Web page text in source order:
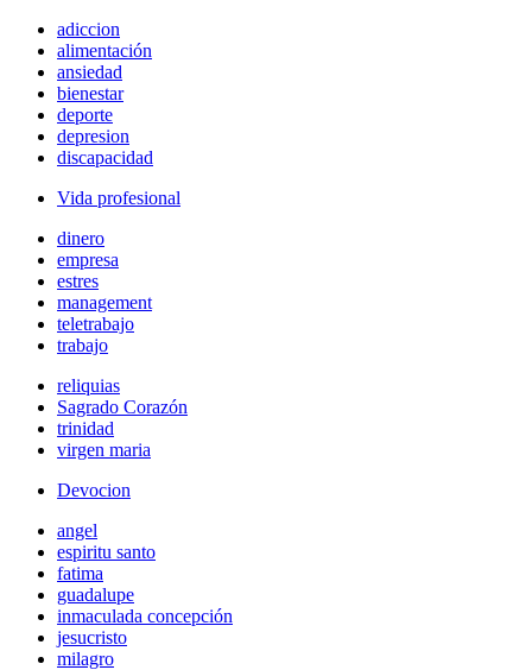
adiccion
alimentación
ansiedad
bienestar
deporte
depresion
discapacidad
Vida profesional
dinero
empresa
estres
management
teletrabajo
trabajo
reliquias
Sagrado Corazón
trinidad
virgen maria
Devocion
angel
espiritu santo
fatima
guadalupe
inmaculada concepción
jesucristo
milagro